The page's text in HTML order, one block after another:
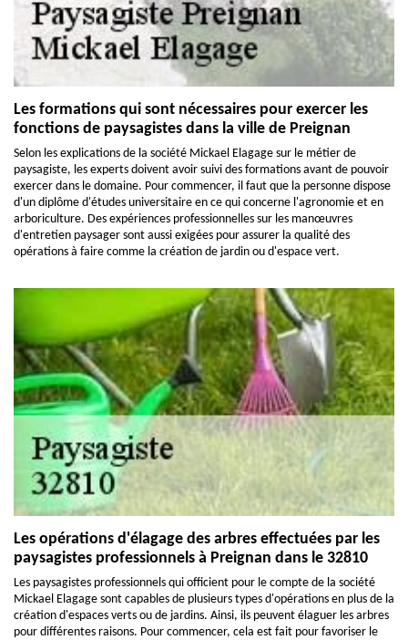
Les formations qui sont nécessaires pour exercer les
fonctions de paysagistes dans la ville de Preignan
Selon les explications de la société Mickael Elagage sur le métier de
paysagiste, les experts doivent avoir suivi des formations avant de pouvoir
exercer dans le domaine. Pour commencer, il faut que la personne dispose
d'un diplôme d'études universitaire en ce qui concerne l'agronomie et en
arboriculture. Des expériences professionnelles sur les manœuvres
d'entretien paysager sont aussi exigées pour assurer la qualité des
opérations à faire comme la création de jardin ou d'espace vert.
Les opérations d'élagage des arbres effectuées par les
paysagistes professionnels à Preignan dans le 32810
Les paysagistes professionnels qui officient pour le compte de la société
Mickael Elagage sont capables de plusieurs types d'opérations en plus de la
création d'espaces verts ou de jardins. Ainsi, ils peuvent élaguer les arbres
pour différentes raisons. Pour commencer, cela est fait pour favoriser le